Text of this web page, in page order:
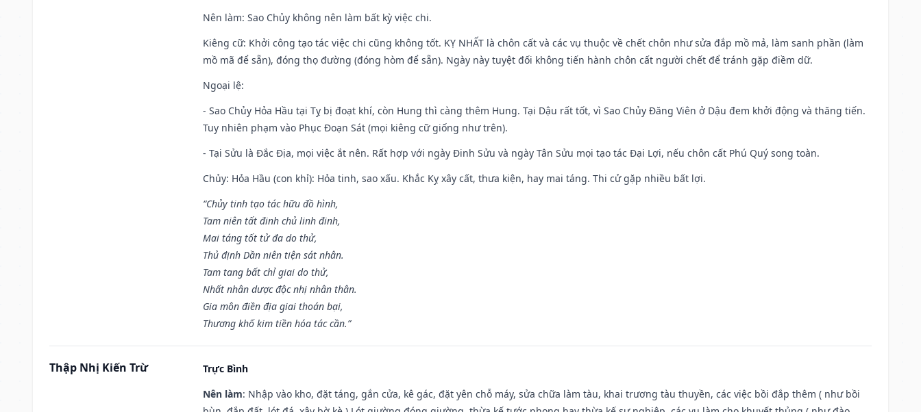
Nên làm: Sao Chủy không nên làm bất kỳ việc chi.
Kiêng cữ: Khởi công tạo tác việc chi cũng không tốt. KỴ NHẤT là chôn cất và các vụ thuộc về chết chôn như sửa đắp mồ mả, làm sanh phần (làm
mồ mã để sẵn), đóng thọ đường (đóng hòm để sẵn). Ngày này tuyệt đối không tiến hành chôn cất người chết để tránh gặp điềm dữ.
Ngoại lệ:
- Sao Chủy Hỏa Hầu tại Tỵ bị đoạt khí, còn Hung thì càng thêm Hung. Tại Dậu rất tốt, vì Sao Chủy Đăng Viên ở Dậu đem khởi động và thăng tiến.
Tuy nhiên phạm vào Phục Đoạn Sát (mọi kiêng cữ giống như trên).
- Tại Sửu là Đắc Địa, mọi việc ắt nên. Rất hợp với ngày Đinh Sửu và ngày Tân Sửu mọi tạo tác Đại Lợi, nếu chôn cất Phú Quý song toàn.
Chủy: Hỏa Hầu (con khỉ): Hỏa tinh, sao xấu. Khắc Kỵ xây cất, thưa kiện, hay mai táng. Thi cử gặp nhiều bất lợi.
“Chủy tinh tạo tác hữu đồ hình,
Tam niên tất đinh chủ linh đinh,
Mai táng tốt tử đa do thử,
Thủ định Dần niên tiện sát nhân.
Tam tang bất chỉ giai do thử,
Nhất nhân dược độc nhị nhân thân.
Gia môn điền địa giai thoán bại,
Thương khố kim tiền hóa tác cần.”
Thập Nhị Kiến Trừ
Trực Bình
Nên làm: Nhập vào kho, đặt táng, gắn cửa, kê gác, đặt yên chỗ máy, sửa chữa làm tàu, khai trương tàu thuyền, các việc bồi đắp thêm ( như bồi